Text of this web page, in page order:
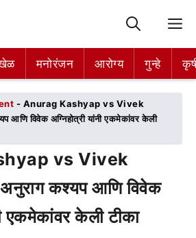
मनोरंजन आरोग्य गुन्हे
मनोरंजन आरोग्य गुन्हे
- Anurag Kashyap vs Vivek
विवेक अग्निहोत्री यांनी एकमेकांवर केली
vs Vivek
कश्यप आणि विवेक
एकमेकांवर केली टीका